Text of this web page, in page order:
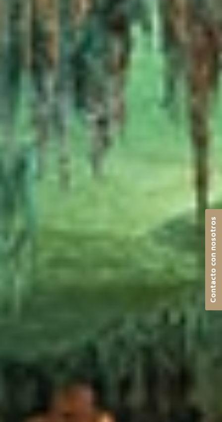
Contacto con nosotros